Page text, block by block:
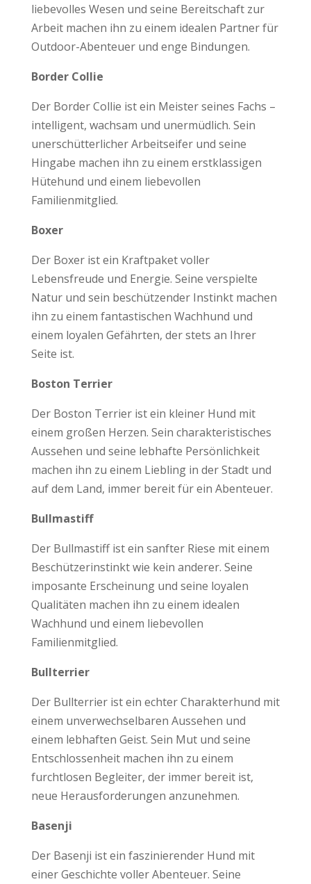
liebevolles Wesen und seine Bereitschaft zur
Arbeit machen ihn zu einem idealen Partner für
Outdoor-Abenteuer und enge Bindungen.
Border Collie
Der Border Collie ist ein Meister seines Fachs –
intelligent, wachsam und unermüdlich. Sein
unerschütterlicher Arbeitseifer und seine
Hingabe machen ihn zu einem erstklassigen
Hütehund und einem liebevollen
Familienmitglied.
Boxer
Der Boxer ist ein Kraftpaket voller
Lebensfreude und Energie. Seine verspielte
Natur und sein beschützender Instinkt machen
ihn zu einem fantastischen Wachhund und
einem loyalen Gefährten, der stets an Ihrer
Seite ist.
Boston Terrier
Der Boston Terrier ist ein kleiner Hund mit
einem großen Herzen. Sein charakteristisches
Aussehen und seine lebhafte Persönlichkeit
machen ihn zu einem Liebling in der Stadt und
auf dem Land, immer bereit für ein Abenteuer.
Bullmastiff
Der Bullmastiff ist ein sanfter Riese mit einem
Beschützerinstinkt wie kein anderer. Seine
imposante Erscheinung und seine loyalen
Qualitäten machen ihn zu einem idealen
Wachhund und einem liebevollen
Familienmitglied.
Bullterrier
Der Bullterrier ist ein echter Charakterhund mit
einem unverwechselbaren Aussehen und
einem lebhaften Geist. Sein Mut und seine
Entschlossenheit machen ihn zu einem
furchtlosen Begleiter, der immer bereit ist,
neue Herausforderungen anzunehmen.
Basenji
Der Basenji ist ein faszinierender Hund mit
einer Geschichte voller Abenteuer. Seine